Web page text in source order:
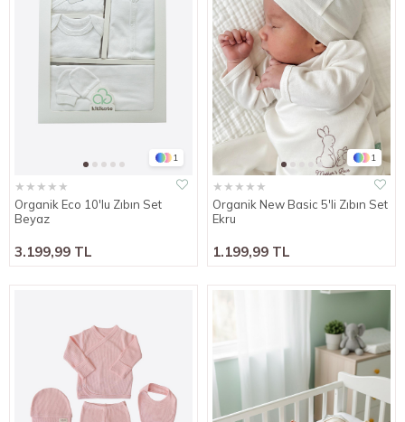
1
★★★★★
Organik Eco 10'lu Zıbın Set
Beyaz
3.199,99 TL
1
★★★★★
Organik New Basic 5'li Zıbın Set
Ekru
1.199,99 TL